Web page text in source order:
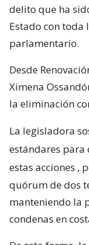
delito que ha
Estado con toda
parlamentario.
Desde
Ximena
la eliminación
La legisladora
estándares
estas acciones ,
quórum de dos
manteniendo la
condenas en